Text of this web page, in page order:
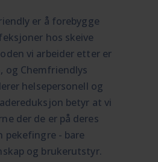
er å forebygge
hos skeive
vi arbeider etter er
og Chemfriendlys
helsepersonell og
betyr at vi
der de er på deres
pekefingre - bare
og brukerutstyr.